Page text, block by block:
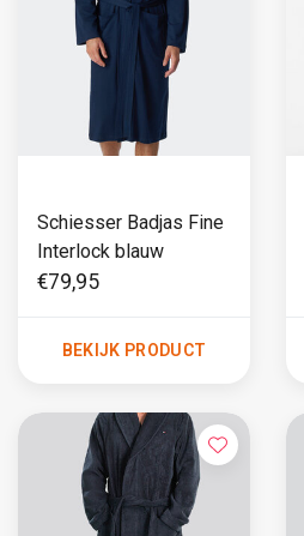
Schiesser Badjas Fine
Interlock blauw
€79,95
BEKIJK PRODUCT